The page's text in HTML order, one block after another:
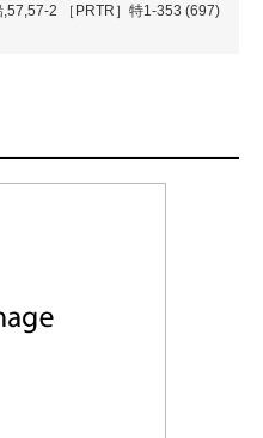
,57,57-2
［PRTR］特1-353 (697)